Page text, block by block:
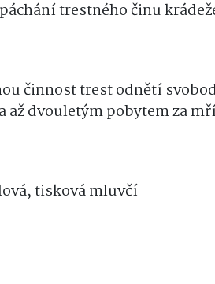
trestného činu
činnost trest odnětí
až dvouletým pobytem za
tisková mluvčí